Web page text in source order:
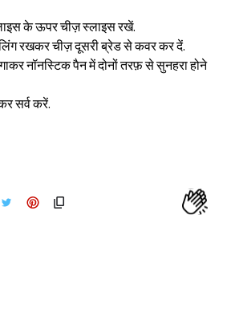
Sign in
के ऊपर चीज़ स्लाइस रखें.
रखकर चीज़ दूसरी ब्रेड से कवर कर दें.
नॉनस्टिक पैन में दोनों तरफ़ से सुनहरा होने
सर्व करें.